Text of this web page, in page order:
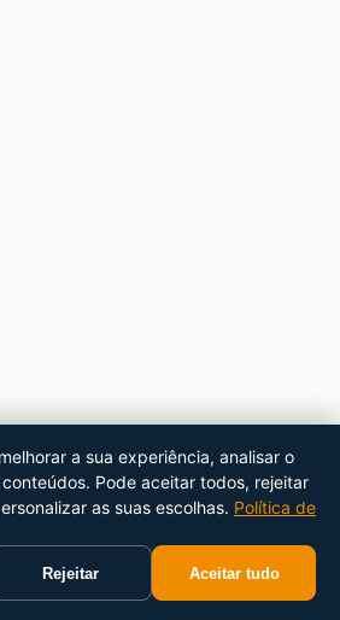
a sua experiência, analisar o
Pode aceitar todos, rejeitar
as suas escolhas. Política de
Rejeitar Aceitar tudo